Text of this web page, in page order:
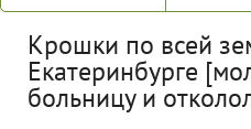
Крошки по всей
Екатеринбурге
больницу и